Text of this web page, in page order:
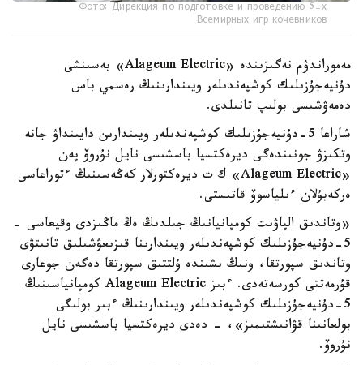
Фото: Дирекция по подготовке и проведению 5-х
Всемирных игр кочевников
مەموراندۋم نەگىزىندە «Alageum Electric» بەسىنشى
دۇنيەجۇزىلىك كوشپەندىلەر ويىندارىنىڭ رەسمي باس
دەمەۋشىسى بولىپ تانىلدى.
شاراعا 5-دۇنيەجۇزىلىك كوشپەندىلەر ويىندارىن دايىنداۋ جانە
وتكىزۋ جونىندەگى ديرەكتسيا باسشىسى نايل نۇروۆ پەن
«Alageum Electric» ك ت ديرەكتورلار كەڭەسىنىڭ ءتوراعاسى
ەركەبۇلان ءىلياسوۆ قاتىستى.
«وتاندىق الپاۋىت كومپانيانىڭ جىلدىڭ ەڭ ماڭىزدى وقيعاسى -
5-دۇنيەجۇزىلىك كوشپەندىلەر ويىندارىنا قىزىعۋشىلىق تانىتۋى
وتاندىق سپورتقا، ونىڭ ىشىندە ۇلتتىق سپورتقا دەگەن جوعارى
قۇرمەتتى كورسەتەدى. ءبىز Alageum Electric كومپانياسىنىڭ
5-دۇنيەجۇزىلىك كوشپەندىلەر ويىندارىنىڭ ءبىر بولىگى
بولعانىنا قۋانىشتىمىز»، - دەدى ديرەكتسيا باسشىسى نايل
نۇروۆ.